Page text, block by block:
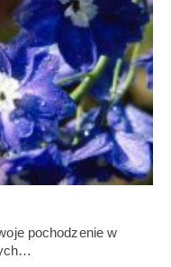
pochodzenie w